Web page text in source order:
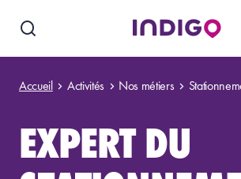
Accueil Activités Nos métiers
EXPERT DU